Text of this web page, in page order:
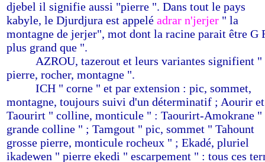
djebel il signifie aussi "pierre ". Dans tout le pays
kabyle, le Djurdjura est appelé adrar n'jerjer " la
montagne de jerjer", mot dont la racine parait être G
plus grand que ".
AZROU, tazerout et leurs variantes signifient "
pierre, rocher, montagne ".
ICH " corne " et par extension : pic, sommet,
montagne, toujours suivi d'un déterminatif ; Aourir et
Taourirt " colline, monticule " : Taourirt-Amokrane "
grande colline " ; Tamgout " pic, sommet " Tahount
grosse pierre, monticule rocheux " ; Ekadé, pluriel
ikadewen " pierre ekedi " escarpement " : tous ces